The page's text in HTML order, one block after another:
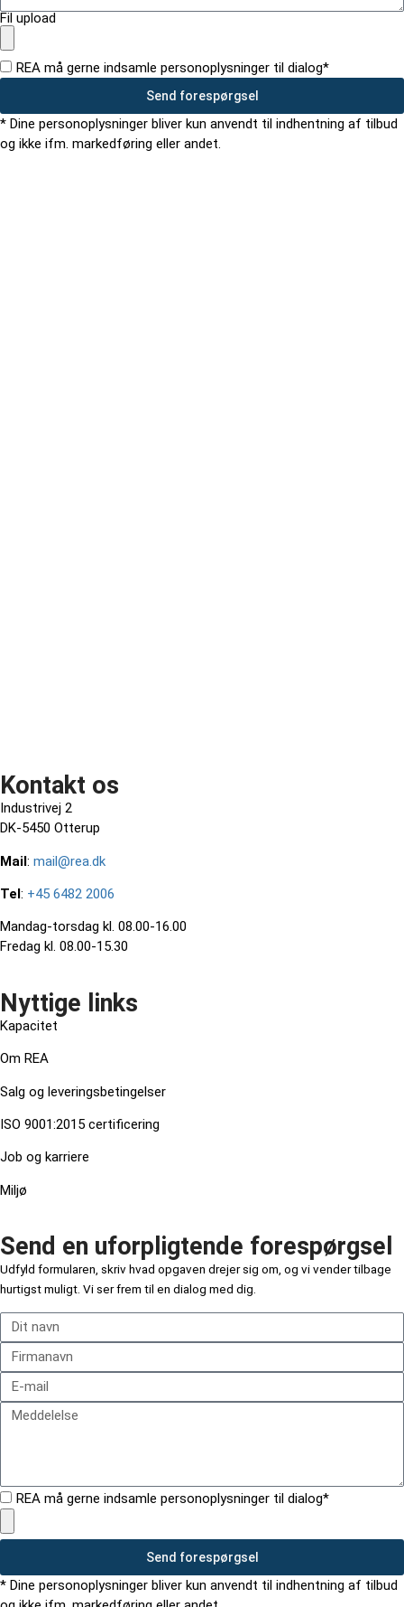
Fil upload
REA må gerne indsamle personoplysninger til dialog*
Send forespørgsel
* Dine personoplysninger bliver kun anvendt til indhentning af tilbud
og ikke ifm. markedføring eller andet.
Kontakt os
Industrivej 2
DK-5450 Otterup
Mail: mail@rea.dk
Tel: +45 6482 2006
Mandag-torsdag kl. 08.00-16.00
Fredag kl. 08.00-15.30
Nyttige links
Kapacitet
Om REA
Salg og leveringsbetingelser
ISO 9001:2015 certificering
Job og karriere
Miljø
Send en uforpligtende forespørgsel
Udfyld formularen, skriv hvad opgaven drejer sig om, og vi vender tilbage
hurtigst muligt. Vi ser frem til en dialog med dig.
REA må gerne indsamle personoplysninger til dialog*
Send forespørgsel
* Dine personoplysninger bliver kun anvendt til indhentning af tilbud